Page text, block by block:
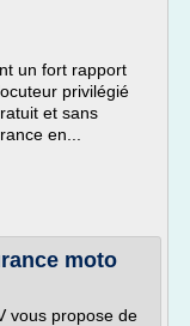
un fort rapport
privilégié
et sans
en...
moto
vous propose de